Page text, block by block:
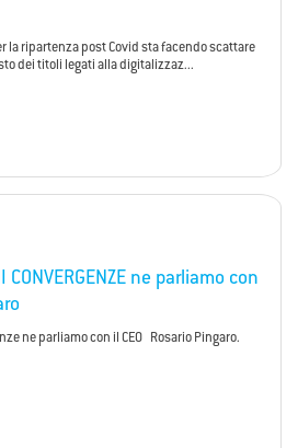
la ripartenza post Covid sta facendo scattare
dei titoli legati alla digitalizzaz...
CONVERGENZE ne parliamo con
ne parliamo con il CEO Rosario Pingaro.